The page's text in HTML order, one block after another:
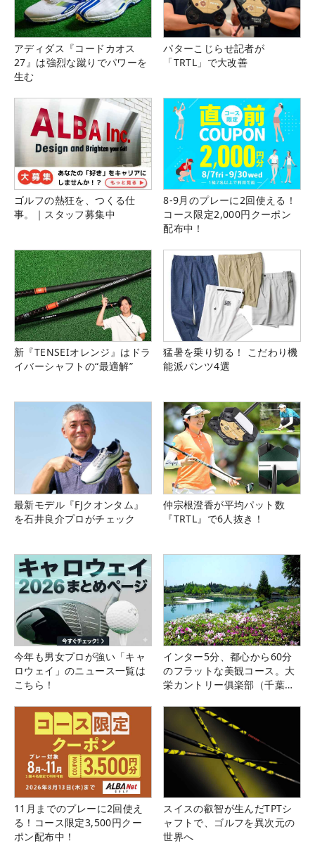
アディダス『コードカオス
27』は強烈な蹴りでパワーを
生む
パターこじらせ記者が
「TRTL」で大改善
ゴルフの熱狂を、つくる仕
事。｜スタッフ募集中
8-9月のプレーに2回使える！
コース限定2,000円クーポン
配布中！
新『TENSEIオレンジ』はドラ
イバーシャフトの“最適解”
猛暑を乗り切る！ こだわり機
能派パンツ4選
最新モデル『FJクオンタム』
を石井良介プロがチェック
仲宗根澄香が平均パット数
『TRTL』で6人抜き！
今年も男女プロが強い「キャ
ロウェイ」のニュース一覧は
こちら！
インター5分、都心から60分
のフラットな美観コース。大
栄カントリー俱楽部（千葉
11月までのプレーに2回使え
る！コース限定3,500円クー
ポン配布中！
スイスの叡智が生んだTPTシ
ャフトで、ゴルフを異次元の
世界へ